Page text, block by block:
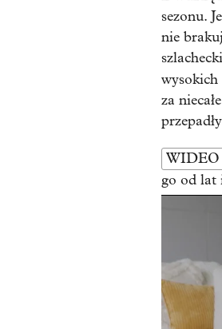
sezonu.
nie
wysokich
za
WIDEO
go od lat